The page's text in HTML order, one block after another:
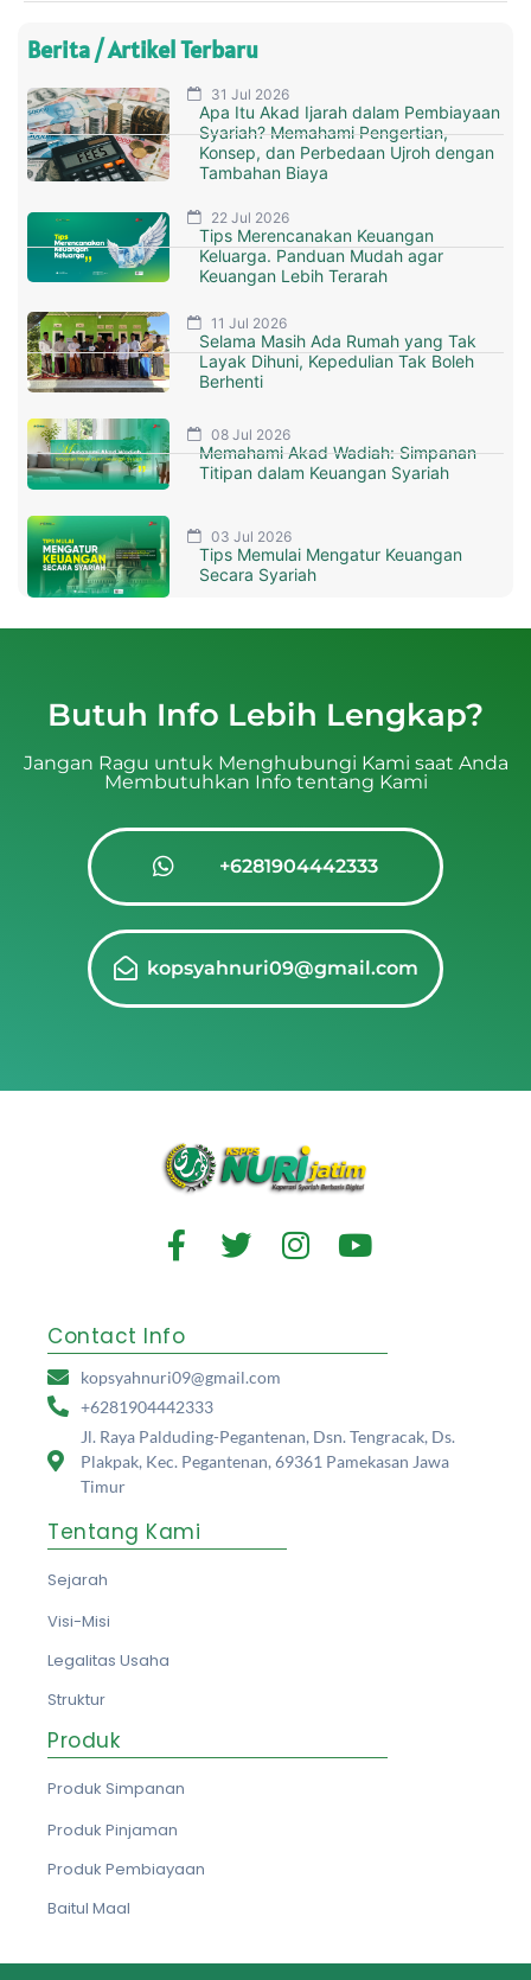
Berita / Artikel Terbaru
31 Jul 2026
Apa Itu Akad Ijarah dalam Pembiayaan
Syariah? Memahami Pengertian,
Konsep, dan Perbedaan Ujroh dengan
Tambahan Biaya
22 Jul 2026
Tips Merencanakan Keuangan
Keluarga. Panduan Mudah agar
Keuangan Lebih Terarah
11 Jul 2026
Selama Masih Ada Rumah yang Tak
Layak Dihuni, Kepedulian Tak Boleh
Berhenti
08 Jul 2026
Memahami Akad Wadiah: Simpanan
Titipan dalam Keuangan Syariah
03 Jul 2026
Tips Memulai Mengatur Keuangan
Secara Syariah
Butuh Info Lebih Lengkap?
Jangan Ragu untuk Menghubungi Kami saat Anda
Membutuhkan Info tentang Kami
+6281904442333
kopsyahnuri09@gmail.com
Contact Info
kopsyahnuri09@gmail.com
+6281904442333
Jl. Raya Palduding-Pegantenan, Dsn. Tengracak, Ds.
Plakpak, Kec. Pegantenan, 69361 Pamekasan Jawa
Timur
Tentang Kami
Sejarah
Visi-Misi
Legalitas Usaha
Struktur
Produk
Produk Simpanan
Produk Pinjaman
Produk Pembiayaan
Baitul Maal